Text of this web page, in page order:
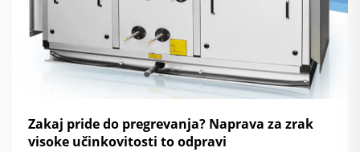
Zakaj pride do pregrevanja? Naprava za zrak
visoke učinkovitosti to odpravi